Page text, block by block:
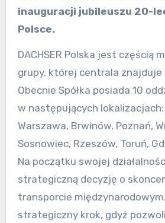
inauguracji jubileuszu 20-
Polsce.
DACHSER Polska jest częścią
grupy, której centrala znajduje
Obecnie Spółka posiada 10
w następujących
Warszawa, Brwinów, Poznań,
Sosnowiec, Rzeszów, Toruń,
Na początku swojej
strategiczną decyzję o
transporcie
strategiczny krok, gdyż